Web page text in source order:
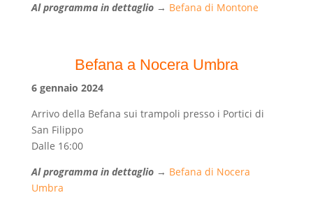
Al programma in dettaglio→ Befana di Montone
Befana a Nocera Umbra
6 gennaio 2024
Arrivo della Befana sui trampoli presso i Portici di
San Filippo
Dalle 16:00
Al programma in dettaglio→ Befana di Nocera
Umbra